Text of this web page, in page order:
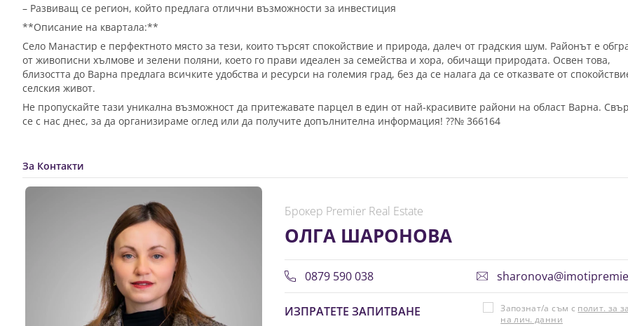
– Развиващ се регион, който предлага отлични възможности за инвестиция
**Описание на квартала:**
Село Манастир е перфектното място за тези, които търсят спокойствие и природа, далеч от градския шум. Районът е
от живописни хълмове и зелени поляни, което го прави идеален за семейства и хора, обичащи природата. Освен това,
близостта до Варна предлага всичките удобства и ресурси на големия град, без да се налага да се отказвате от
селския живот.
Не пропускайте тази уникална възможност да притежавате парцел в един от най-красивите райони на област Варна.
се с нас днес, за да организираме оглед или да получите допълнителна информация! ??№ 366164
За Контакти
Брокер Premier Real Estate
ОЛГА ШАРОНОВА
0879 590 038
ИЗПРАТЕТЕ ЗАПИТВАНЕ Запознат/а съм с полит. за
на лич. данни